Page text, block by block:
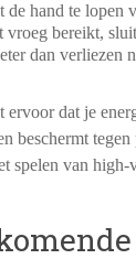
hand te lopen
vroeg bereikt,
dan verliezen
ervoor dat je
beschermt
spelen van